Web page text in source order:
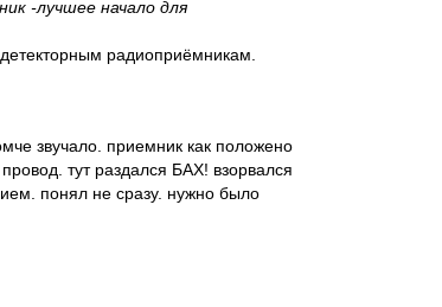
-лучшее начало для
радиоприёмникам.
звучало. приемник как положено
тут раздался БАХ! взорвался
понял не сразу. нужно было